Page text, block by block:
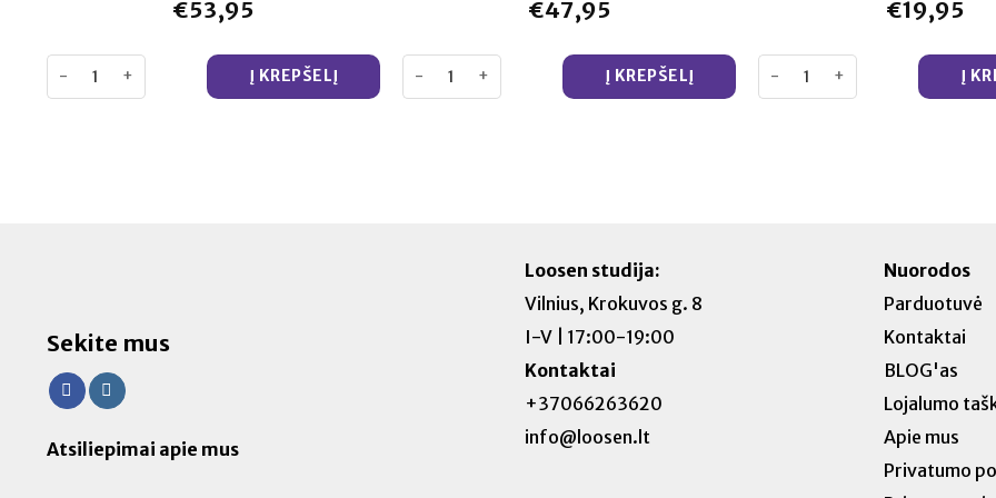
€53,95
produkto kiekis: Cannaline THC-FREE 40% MCT plataus spektro CBD kanapių aliejus
Į KREPŠELĮ
€47,95
produkto kiekis: Cannaline THC-FREE 30% MCT plataus spektro CBD aliejus
Į KREPŠELĮ
€19,95
produkto kiekis: LOOSEN 10ml
Į
Sekite mus
Atsiliepimai apie mus
Loosen studija:
Vilnius, Krokuvos g. 8
I-V | 17:00-19:00
Kontaktai
+37066263620
info@loosen.lt
Nuorodos
Parduotuvė
Kontaktai
BLOG'as
Lojalumo
Apie mus
Privatumo